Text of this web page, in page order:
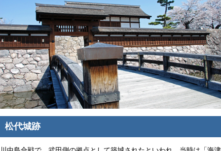
松代城跡